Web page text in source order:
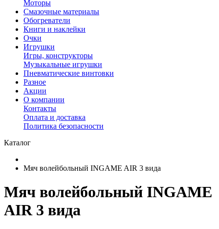
Моторы
Смазочные материалы
Обогреватели
Книги и наклейки
Очки
Игрушки
Игры, конструкторы
Музыкальные игрушки
Пневматические винтовки
Разное
Акции
О компании
Контакты
Оплата и доставка
Политика безопасности
Каталог
Мяч волейбольный INGAME AIR 3 вида
Мяч волейбольный INGAME
AIR 3 вида